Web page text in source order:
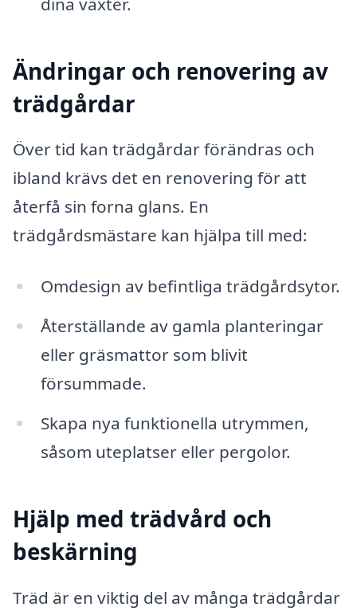
Ändringar och renovering av
trädgårdar
Över tid kan trädgårdar förändras och
ibland krävs det en renovering för att
återfå sin forna glans. En
trädgårdsmästare kan hjälpa till med:
Omdesign av befintliga trädgårdsytor.
Återställande av gamla planteringar
eller gräsmattor som blivit
försummade.
Skapa nya funktionella utrymmen,
såsom uteplatser eller pergolor.
Hjälp med trädvård och
beskärning
Träd är en viktig del av många trädgårdar